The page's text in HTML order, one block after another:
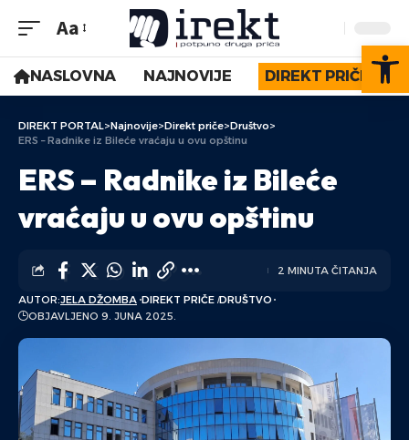
Aa
NASLOVNA NAJNOVIJE DIREKT PRIČE
DIREKT PORTAL>Najnovije>Direkt priče>Društvo>
ERS – Radnike iz Bileće vraćaju u ovu opštinu
ERS – Radnike iz Bileće
vraćaju u ovu opštinu
AUTOR:JELA DŽOMBA DIREKT PRIČE DRUŠTVO
OBJAVLJENO 9. JUNA 2025.
2 MINUTA ČITANJA